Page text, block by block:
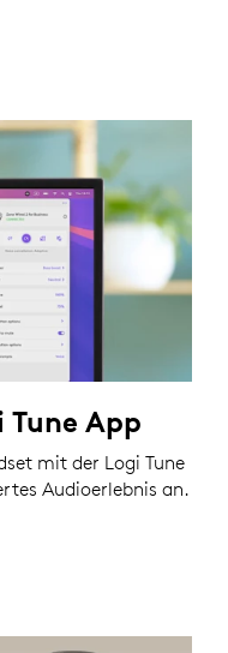
App
mit der Logi Tune
Audioerlebnis an.